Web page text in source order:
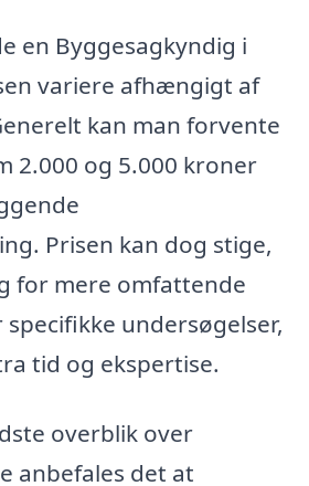
en Byggesagkyndig i
variere afhængigt af
kan man forvente
2.000 og 5.000 kroner
Prisen kan dog stige,
for mere omfattende
undersøgelser,
tid og ekspertise.
overblik over
anbefales det at